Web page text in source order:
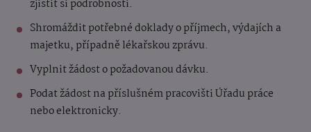
zjistit si podrobnosti.
Shromáždit potřebné doklady o příjmech, výdajích a
majetku, případně lékařskou zprávu.
Vyplnit žádost o požadovanou dávku.
Podat žádost na příslušném pracovišti Úřadu práce
nebo elektronicky.